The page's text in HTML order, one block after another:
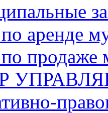
аренде
продаже